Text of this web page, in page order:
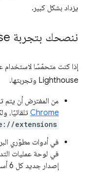
يزداد بشكل كبير.
ننصحك بتجربة Lighthouse
إذا كنت متحمّسًا لاستخدام
Lighthouse وتجربتها.
من المفترض أن يتم
Chrome تلقائيًا،
extensions